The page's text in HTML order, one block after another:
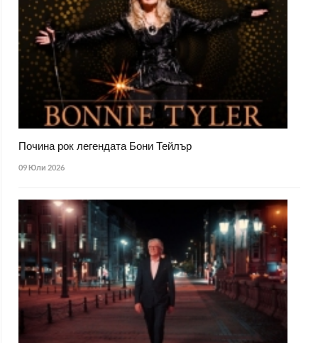
Почина рок легендата Бони Тейлър
09 Юли 2026